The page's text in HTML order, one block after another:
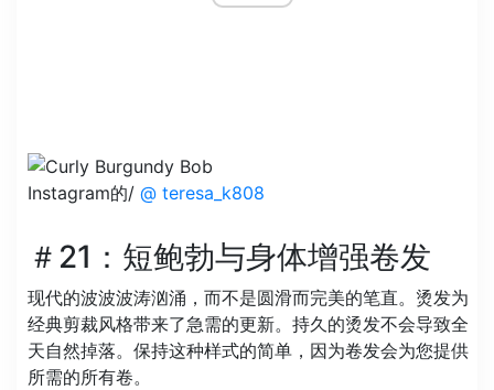
Instagram的/ @ teresa_k808
＃21：短鲍勃与身体增强卷发
现代的波波波涛汹涌，而不是圆滑而完美的笔直。烫发为
经典剪裁风格带来了急需的更新。持久的烫发不会导致全
天自然掉落。保持这种样式的简单，因为卷发会为您提供
所需的所有卷。